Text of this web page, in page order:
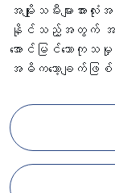
အမျိုးသမီးများအာ
နိုင်သည့်အတွက် အရ
အောင်မြင်သော
အဓိကသော့ချက်ဖြ